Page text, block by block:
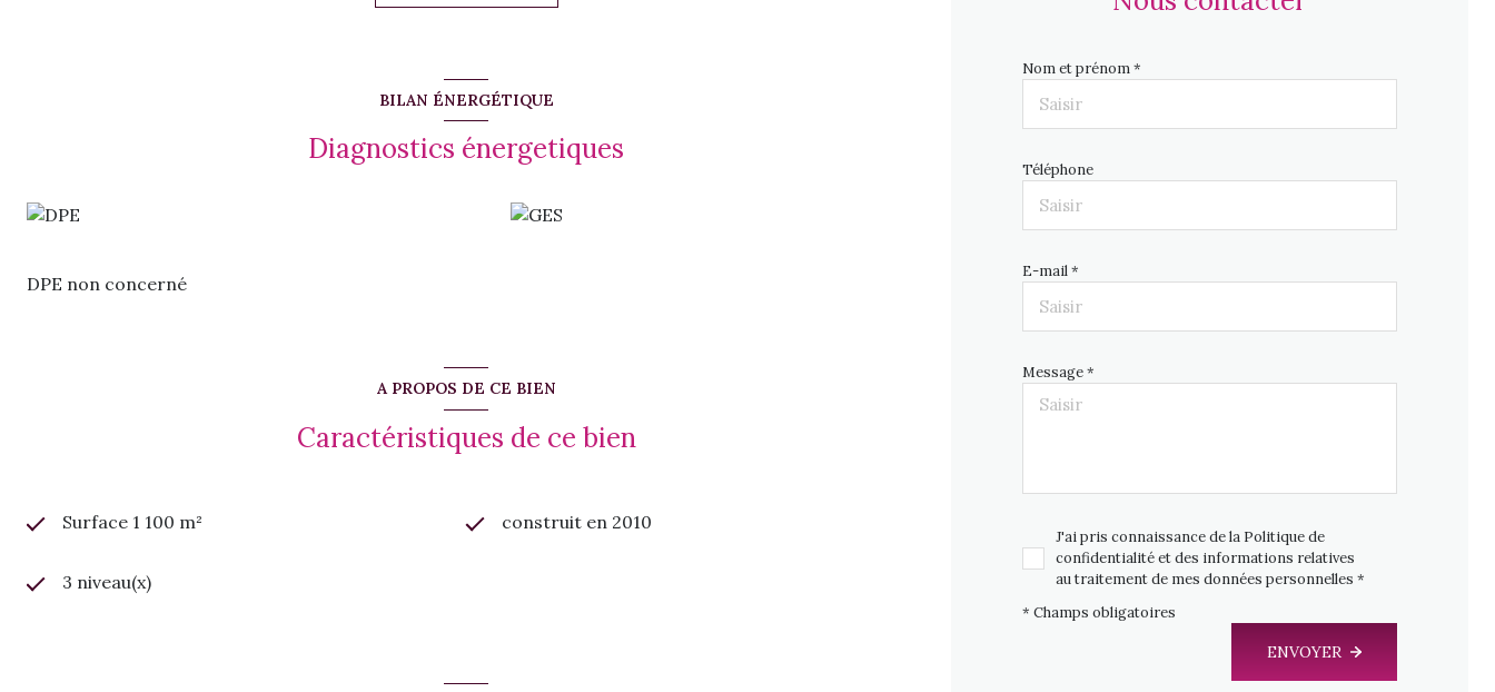
environ 30.000 euros par an.
BILAN ÉNERGÉTIQUE
Diagnostics énergetiques
DPE non concerné
A PROPOS DE CE BIEN
Caractéristiques de ce bien
Surface 1 100 m² construit en 2010
3 niveau(x)
Nom et prénom *
Téléphone
E-mail *
Message *
J'ai pris connaissance de la Politique de
confidentialité et des informations relatives
au traitement de mes données personnelles *
* Champs obligatoires
ENVOYER